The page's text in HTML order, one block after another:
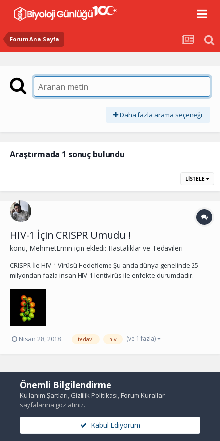
Forum Ana Sayfa
Daha fazla arama seçeneği
Araştırmada 1 sonuç bulundu
LISTELE
HIV-1 İçin CRISPR Umudu !
konu, MehmetEmin için ekledi: Hastalıklar ve Tedavileri
CRISPR İle HIV-1 Virüsü Hedefleme Şu anda dünya genelinde 25
milyondan fazla insan HIV-1 lentivirüs ile enfekte durumdadır.
HIV-1 kontrol altına alınabilir. Ancak virüs tamamen kaybolmaz;
latent enfekte hücrelerde saklanır. Gerçekte...
Nisan 28, 2018 tedavi hıv (ve 1 fazla)
Önemli Bilgilendirme
Kullanım Şartları, Gizlilik Politikası,Forum Kuralları
sayfalarına göz atınız.
Kabul Ediyorum